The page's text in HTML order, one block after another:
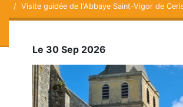
Visite guidée de l'Abbaye Saint-Vigor de
Le 30 Sep 2026